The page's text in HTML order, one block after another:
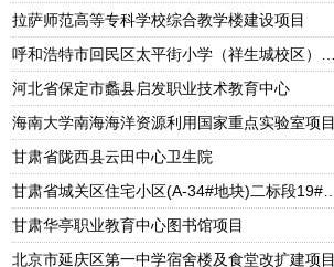
拉萨师范高等专科学校综合教学楼建设项目
河北省保定市蠡县启发职业技术教育中心
海南大学南海海洋资源利用国家重点实验室项目
甘肃省陇西县云田中心卫生院
甘肃华亭职业教育中心图书馆项目
北京市延庆区第一中学宿舍楼及食堂改扩建项目